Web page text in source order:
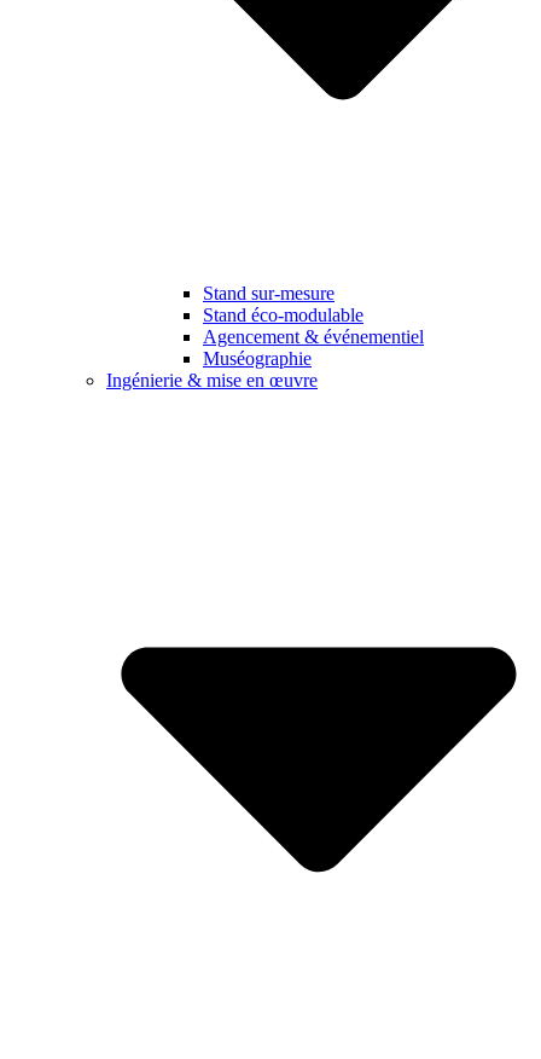
Stand sur-mesure
Stand éco-modulable
Agencement & événementiel
Muséographie
Ingénierie & mise en œuvre